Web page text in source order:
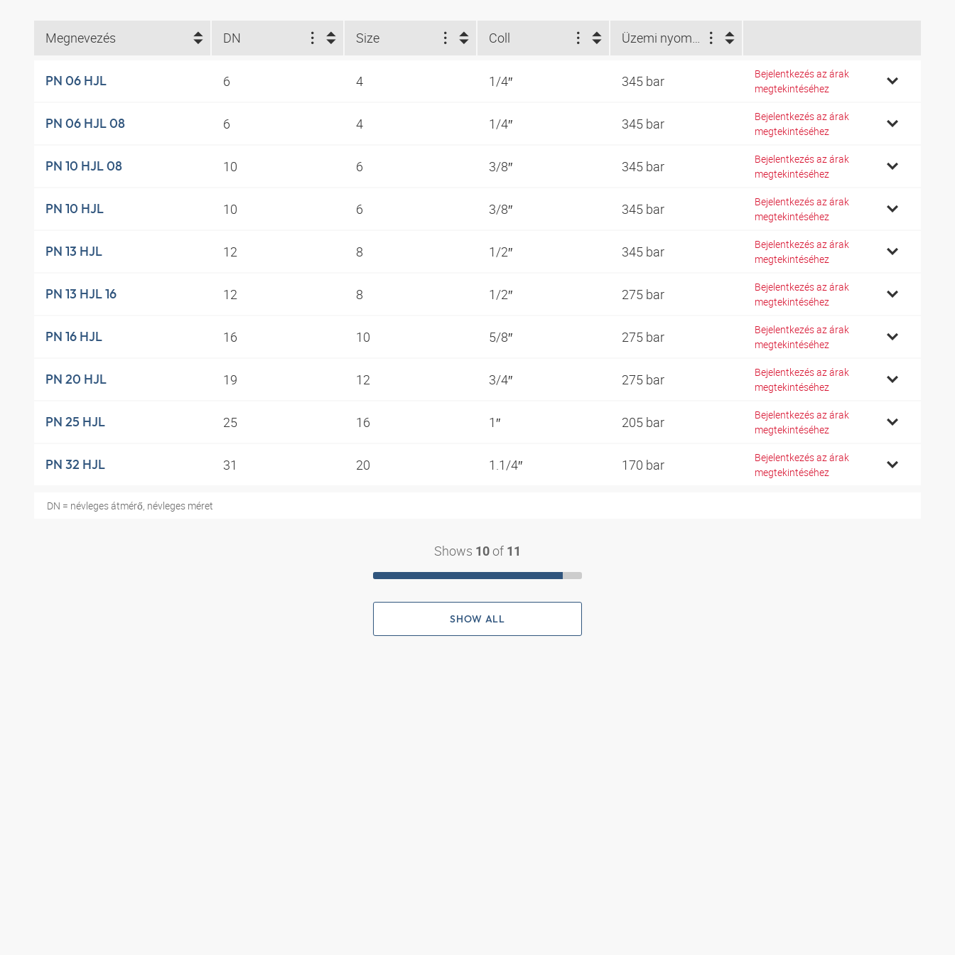
Megnevezés DN Size Coll Üzemi nyomás bar (bar)
PN 06 HJL 6 4 1/4″ 345 bar
Bejelentkezés az árak
megtekintéséhez
PN 06 HJL 08 6 4 1/4″ 345 bar
Bejelentkezés az árak
megtekintéséhez
PN 10 HJL 08 10 6 3/8″ 345 bar
Bejelentkezés az árak
megtekintéséhez
PN 10 HJL 10 6 3/8″ 345 bar
Bejelentkezés az árak
megtekintéséhez
PN 13 HJL 12 8 1/2″ 345 bar
Bejelentkezés az árak
megtekintéséhez
PN 13 HJL 16 12 8 1/2″ 275 bar
Bejelentkezés az árak
megtekintéséhez
PN 16 HJL 16 10 5/8″ 275 bar
Bejelentkezés az árak
megtekintéséhez
PN 20 HJL 19 12 3/4″ 275 bar
Bejelentkezés az árak
megtekintéséhez
PN 25 HJL 25 16 1″ 205 bar
Bejelentkezés az árak
megtekintéséhez
PN 32 HJL 31 20 1.1/4″ 170 bar
Bejelentkezés az árak
megtekintéséhez
DN = névleges átmérő, névleges méret
Shows 10 of 11
SHOW ALL